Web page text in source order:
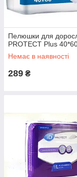
Пелюшки для
PROTECT Plus
Немає в наявності
289 ₴